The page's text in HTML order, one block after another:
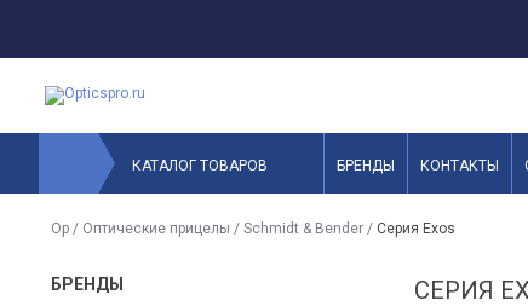
КАТАЛОГ ТОВАРОВ БРЕНДЫ КОНТАКТЫ
Op / Оптические прицелы / Schmidt & Bender / Серия Exos
БРЕНДЫ СЕРИЯ